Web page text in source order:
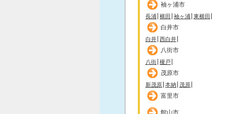
袖ヶ浦市
長浦 横田 袖ヶ浦 東横田
白井市
白井 西白井
八街市
八街 榎戸
茂原市
新茂原 本納 茂原
富里市
館山市